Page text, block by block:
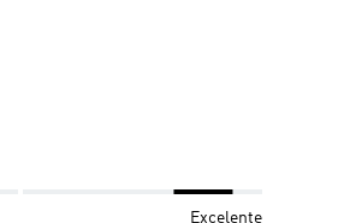
Excelente